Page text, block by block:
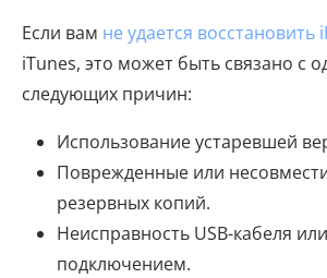
Если вам не удается восстановить
iTunes, это может быть связано с
следующих причин:
Использование устаревшей
Поврежденные или
резервных копий.
Неисправность USB-кабеля
подключением.